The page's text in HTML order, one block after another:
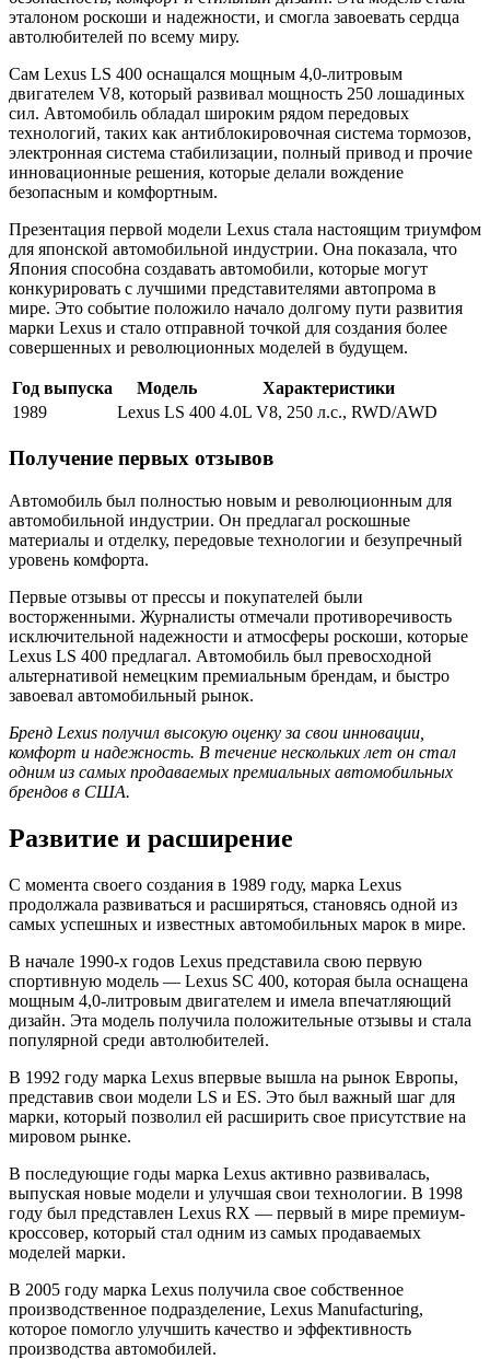
эталоном роскоши и надежности, и смогла завоевать сердца
автолюбителей по всему миру.
Сам Lexus LS 400 оснащался мощным 4,0-литровым
двигателем V8, который развивал мощность 250 лошадиных
сил. Автомобиль обладал широким рядом передовых
технологий, таких как антиблокировочная система тормозов,
электронная система стабилизации, полный привод и прочие
инновационные решения, которые делали вождение
безопасным и комфортным.
Презентация первой модели Lexus стала настоящим триумфом
для японской автомобильной индустрии. Она показала, что
Япония способна создавать автомобили, которые могут
конкурировать с лучшими представителями автопрома в
мире. Это событие положило начало долгому пути развития
марки Lexus и стало отправной точкой для создания более
совершенных и революционных моделей в будущем.
Год выпуска Модель
Характеристики
1989
Lexus LS 400 4.0L V8, 250 л.с., RWD/AWD
Получение первых отзывов
Автомобиль был полностью новым и революционным для
автомобильной индустрии. Он предлагал роскошные
материалы и отделку, передовые технологии и безупречный
уровень комфорта.
Первые отзывы от прессы и покупателей были
восторженными. Журналисты отмечали противоречивость
исключительной надежности и атмосферы роскоши, которые
Lexus LS 400 предлагал. Автомобиль был превосходной
альтернативой немецким премиальным брендам, и быстро
завоевал автомобильный рынок.
Бренд Lexus получил высокую оценку за свои инновации,
комфорт и надежность. В течение нескольких лет он стал
одним из самых продаваемых премиальных автомобильных
брендов в США.
Развитие и расширение
С момента своего создания в 1989 году, марка Lexus
продолжала развиваться и расширяться, становясь одной из
самых успешных и известных автомобильных марок в мире.
В начале 1990-х годов Lexus представила свою первую
спортивную модель — Lexus SC 400, которая была оснащена
мощным 4,0-литровым двигателем и имела впечатляющий
дизайн. Эта модель получила положительные отзывы и стала
популярной среди автолюбителей.
В 1992 году марка Lexus впервые вышла на рынок Европы,
представив свои модели LS и ES. Это был важный шаг для
марки, который позволил ей расширить свое присутствие на
мировом рынке.
В последующие годы марка Lexus активно развивалась,
выпуская новые модели и улучшая свои технологии. В 1998
году был представлен Lexus RX — первый в мире премиум-
кроссовер, который стал одним из самых продаваемых
моделей марки.
В 2005 году марка Lexus получила свое собственное
производственное подразделение, Lexus Manufacturing,
которое помогло улучшить качество и эффективность
производства автомобилей.